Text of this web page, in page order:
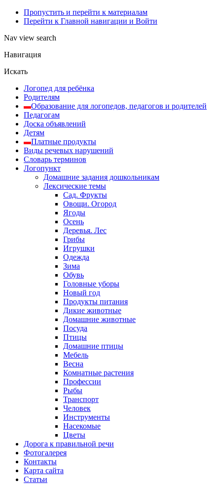
Пропустить и перейти к материалам
Перейти к Главной навигации и Войти
Nav view search
Навигация
Искать
Логопед для ребёнка
Родителям
Образование для логопедов, педагогов и родителей
Педагогам
Доска объявлений
Детям
Платные продукты
Виды речевых нарушений
Словарь терминов
Логопункт
Домашние задания дошкольникам
Лексические темы
Сад. Фрукты
Овощи. Огород
Ягоды
Осень
Деревья. Лес
Грибы
Игрушки
Одежда
Зима
Обувь
Головные уборы
Новый год
Продукты питания
Дикие животные
Домашние животные
Посуда
Птицы
Домашние птицы
Мебель
Весна
Комнатные растения
Профессии
Рыбы
Транспорт
Человек
Инструменты
Насекомые
Цветы
Дорога к правильной речи
Фотогалерея
Контакты
Карта сайта
Статьи